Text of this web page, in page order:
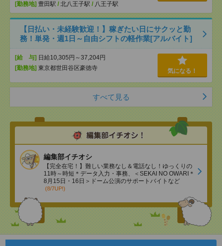
[勤務地] 豊田駅 / 北八王子駅 / 八王子駅
【日払い・未経験歓迎！】稼ぎたい日にサクッと勤
務！単発・週1日～自由シフトの軽作業[アルバイト]
[給 与] 日給10,305円～37,204円
[勤務地] 東京都世田谷区豪徳寺 気になる！
すべて見る
編集部イチオシ
【完全在宅！】難しい業務なし＆電話なし！ゆっくりの
11時～時短＊データ入力・事務、＜SEKAI NO OWARI＊
8月15日・16日＞ドーム公演のサポートバイトなど
(8/7UP!)